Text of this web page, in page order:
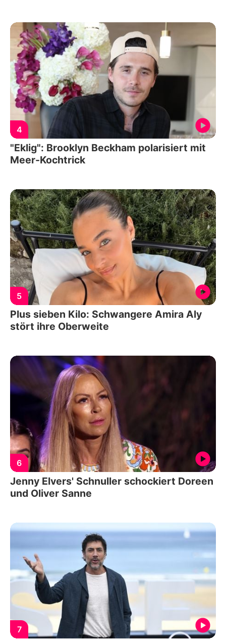
4
"Eklig": Brooklyn Beckham polarisiert mit
Meer-Kochtrick
5
Plus sieben Kilo: Schwangere Amira Aly
stört ihre Oberweite
6
Jenny Elvers' Schnuller schockiert Doreen
und Oliver Sanne
7